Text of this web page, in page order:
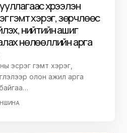
хүрээлэн
гэмт хэрэг, зөрчлөөс
нийтийн ашиг
нөлөөллийн арга
эсрэг гэмт хэрэг,
олон ажил арга